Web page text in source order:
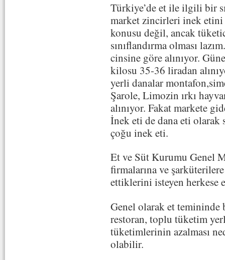
Türkiye’de et ile ilgili bir
market zincirleri inek etini
konusu değil, ancak
sınıflandırma olması
cinsine göre alınıyor.
kilosu 35-36 liradan
yerli danalar
Şarole, Limozin ırkı
alınıyor. Fakat markete
İnek eti de dana eti olarak
çoğu inek eti.
Et ve Süt Kurumu Genel
firmalarına ve
ettiklerini isteyen herkese
Genel olarak et temininde
restoran, toplu tüketim
tüketimlerinin azalması
olabilir.